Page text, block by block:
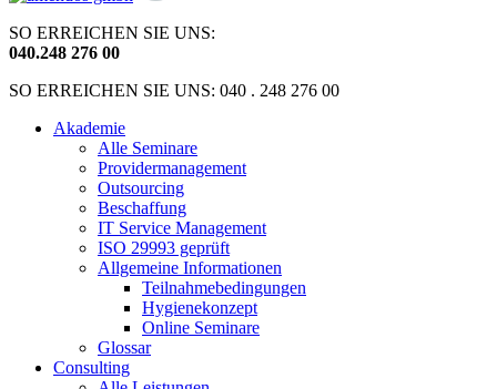
SO ERREICHEN SIE UNS:
040.248 276 00
SO ERREICHEN SIE UNS: 040 . 248 276 00
Akademie
Alle Seminare
Providermanagement
Outsourcing
Beschaffung
IT Service Management
ISO 29993 geprüft
Allgemeine Informationen
Teilnahmebedingungen
Hygienekonzept
Online Seminare
Glossar
Consulting